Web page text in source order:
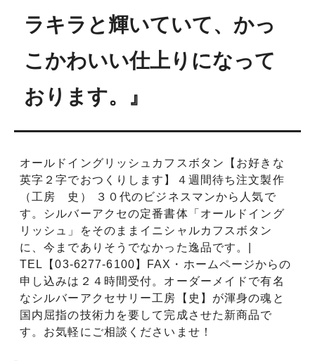
ラキラと輝いていて、かっ
こかわいい仕上りになって
おります。』
オールドイングリッシュカフスボタン【お好きな
英字２字でおつくりします】４週間待ち注文製作
（工房 史） ３０代のビジネスマンから人気で
す。シルバーアクセの定番書体「オールドイング
リッシュ」をそのままイニシャルカフスボタン
に、今までありそうでなかった逸品です。|
TEL【03-6277-6100】FAX・ホームページからの
申し込みは２４時間受付。オーダーメイドで有名
なシルバーアクセサリー工房【史】が渾身の魂と
国内屈指の技術力を要して完成させた新商品で
す。お気軽にご相談くださいませ！